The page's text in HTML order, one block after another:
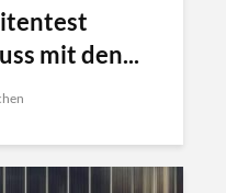
mit den...